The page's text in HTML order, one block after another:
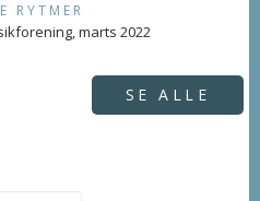
RYTMER
marts 2022
SE ALLE